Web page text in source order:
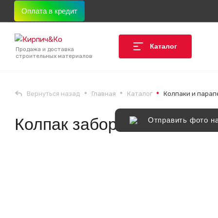
Оплата в кредит
Продажа и доставка
строительных материалов
Каталог
Колпак заборный
Вернуться назад Главная Каталог Колпаки и
Отправить фото